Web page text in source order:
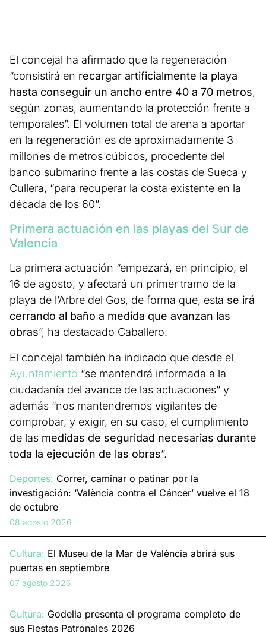
El concejal ha afirmado que la regeneración
“consistirá en recargar artificialmente la playa
hasta conseguir un ancho entre 40 a 70 metros,
según zonas, aumentando la protección frente a
temporales”. El volumen total de arena a aportar
en la regeneración es de aproximadamente 3
millones de metros cúbicos, procedente del
banco submarino frente a las costas de Sueca y
Cullera, “para recuperar la costa existente en la
década de los 60”.
Primera actuación en las playas del Sur de
Valencia
La primera actuación “empezará, en principio, el
16 de agosto, y afectará un primer tramo de la
playa de l’Arbre del Gos, de forma que, esta se irá
cerrando al baño a medida que avanzan las
obras”, ha destacado Caballero.
El concejal también ha indicado que desde el
Ayuntamiento “se mantendrá informada a la
ciudadanía del avance de las actuaciones” y
además “nos mantendremos vigilantes de
comprobar, y exigir, en su caso, el cumplimiento
de las medidas de seguridad necesarias durante
toda la ejecución de las obras”.
Deportes: Correr, caminar o patinar por la
investigación: ‘València contra el Cáncer’ vuelve el 18
de octubre
08 agosto 2026
Cultura: El Museu de la Mar de València abrirá sus
puertas en septiembre
07 agosto 2026
Cultura: Godella presenta el programa completo de
sus Fiestas Patronales 2026